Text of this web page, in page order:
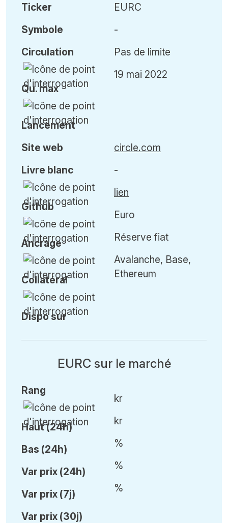
Ticker
Symbole
Circulation
Qu.max
Lancement
EURC
-
Pas de limite
19 mai 2022
Site web
Livre blanc
Github
Ancrage
Collatéral
Dispo sur
circle.com
-
lien
Euro
Réserve fiat
Avalanche, Base,
Ethereum
EURC sur le marché
Rang
Haut (24h)
Bas (24h)
Var prix (24h)
Var prix (7j)
Var prix (30j)
kr
kr
%
%
%